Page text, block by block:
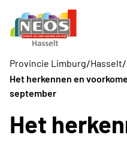
Provincie Limburg/Hasselt/
Het herkennen en
september
Het